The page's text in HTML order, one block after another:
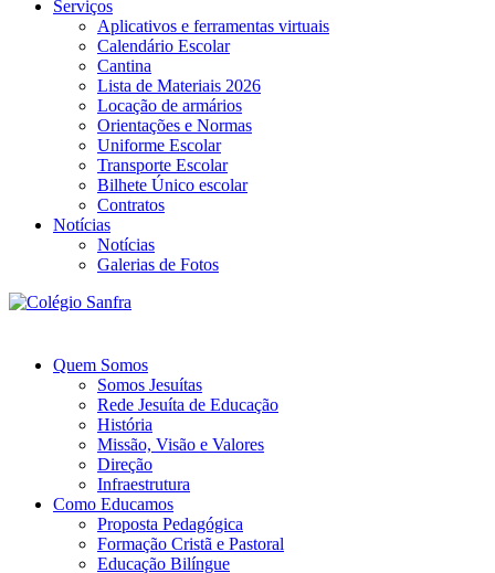
Serviços
Aplicativos e ferramentas virtuais
Calendário Escolar
Cantina
Lista de Materiais 2026
Locação de armários
Orientações e Normas
Uniforme Escolar
Transporte Escolar
Bilhete Único escolar
Contratos
Notícias
Notícias
Galerias de Fotos
Quem Somos
Somos Jesuítas
Rede Jesuíta de Educação
História
Missão, Visão e Valores
Direção
Infraestrutura
Como Educamos
Proposta Pedagógica
Formação Cristã e Pastoral
Educação Bilíngue